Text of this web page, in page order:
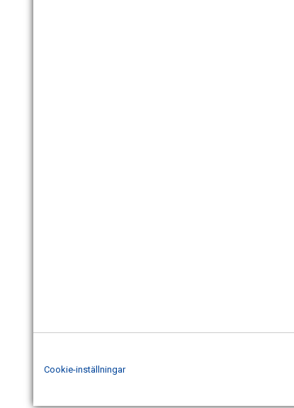
Cookie-inställningar